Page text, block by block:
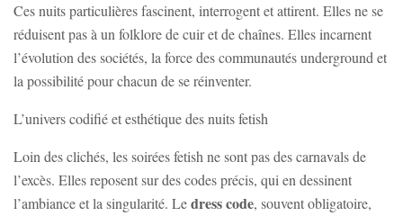
Ces nuits particulières fascinent, interrogent et attirent. Elles ne se
réduisent pas à un folklore de cuir et de chaînes. Elles incarnent
l’évolution des sociétés, la force des communautés underground et
la possibilité pour chacun de se réinventer.
L’univers codifié et esthétique des nuits fetish
Loin des clichés, les soirées fetish ne sont pas des carnavals de
l’excès. Elles reposent sur des codes précis, qui en dessinent
l’ambiance et la singularité. Ledress code, souvent obligatoire,